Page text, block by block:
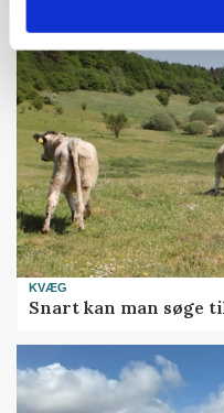
KVÆG
Snart kan man søge